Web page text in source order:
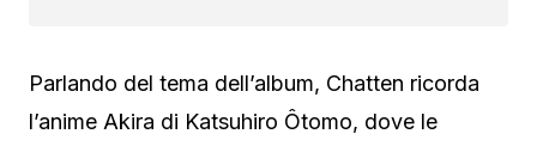
Parlando del tema dell’album, Chatten ricorda
l’anime Akira di Katsuhiro Ôtomo, dove le